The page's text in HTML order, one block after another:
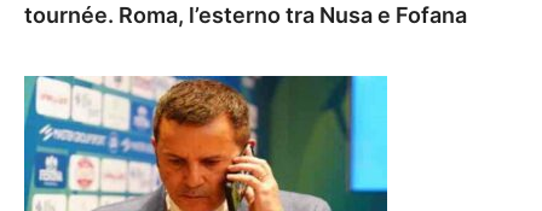
tournée. Roma, l’esterno tra Nusa e Fofana